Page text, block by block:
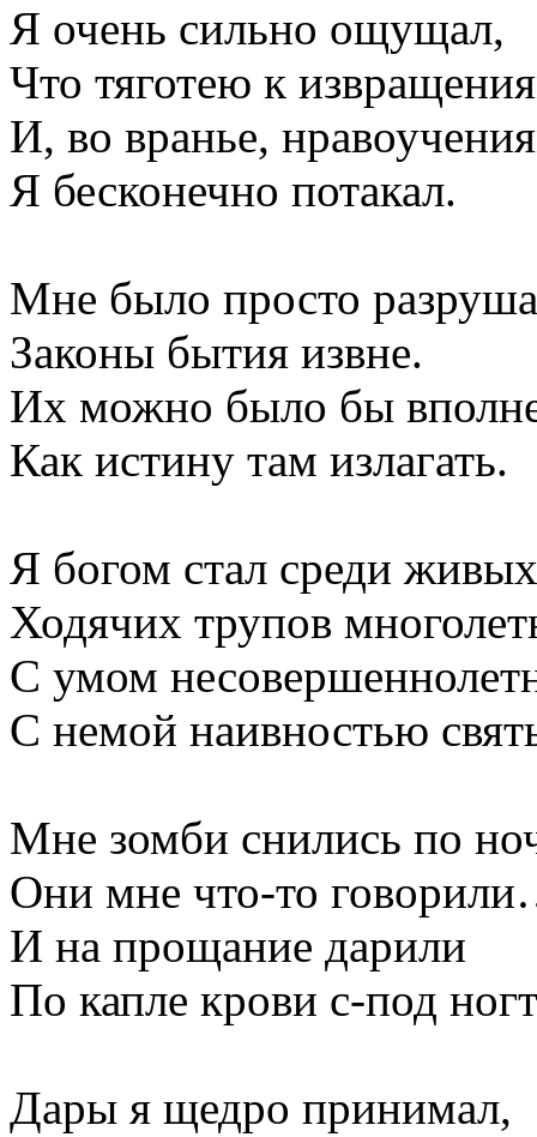
Я очень сильно ощущал,
Что тяготею к
И, во вранье,
Я бесконечно потакал.
Мне было просто
Законы бытия извне.
Их можно было бы
Как истину там излагать.
Я богом стал среди живых
Ходячих трупов
С умом
С немой наивностью
Мне зомби снились по
Они мне что-то
И на прощание дарили
По капле крови с-под
Дары я щедро принимал,